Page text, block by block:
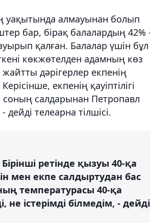
уақытында алмауынан болып
бар, бірақ балалардың 42%
қалған. Балалар үшін бұл
көкжөтелден адамның көз
дәрігерлер екпенің
екпенің қауіптілігі
соның салдарынан Петропавл
телеарна тілшісі.
ретінде қызуы 40-қа
мен екпе салдыртудан бас
температурасы 40-қа
істерімді білмедім, - дейді